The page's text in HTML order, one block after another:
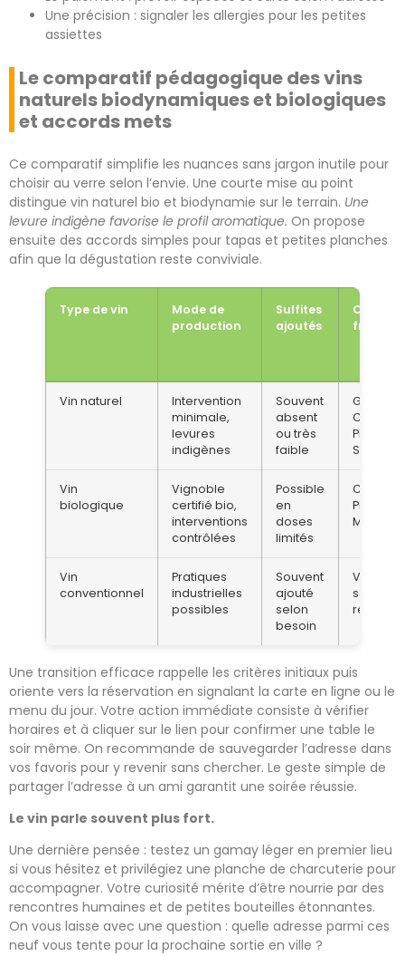
Une précision : signaler les allergies pour les petites
assiettes
Le comparatif pédagogique des vins
naturels biodynamiques et biologiques
et accords mets
Ce comparatif simplifie les nuances sans jargon inutile pour
choisir au verre selon l’envie. Une courte mise au point
distingue vin naturel bio et biodynamie sur le terrain. Une
levure indigène favorise le profil aromatique. On propose
ensuite des accords simples pour tapas et petites planches
afin que la dégustation reste conviviale.
Type de vin
Mode de
production
Sulfites
ajoutés
Vin naturel
Intervention
minimale,
levures
indigènes
Souvent
absent
ou très
faible
Gamay,
Chenin,
Pinot,
Syrah
Vin
biologique
Vignoble
certifié bio,
interventions
contrôlées
Possible
en
doses
limités
Chenin,
Pinot,
Merlot
Vin
conventionnel
Pratiques
industrielles
possibles
Souvent
ajouté
selon
besoin
Variés
selon
région
Une transition efficace rappelle les critères initiaux puis
oriente vers la réservation en signalant la carte en ligne ou le
menu du jour. Votre action immédiate consiste à vérifier
horaires et à cliquer sur le lien pour confirmer une table le
soir même. On recommande de sauvegarder l’adresse dans
vos favoris pour y revenir sans chercher. Le geste simple de
partager l’adresse à un ami garantit une soirée réussie.
Le vin parle souvent plus fort.
Une dernière pensée : testez un gamay léger en premier lieu
si vous hésitez et privilégiez une planche de charcuterie pour
accompagner. Votre curiosité mérite d’être nourrie par des
rencontres humaines et de petites bouteilles étonnantes.
On vous laisse avec une question : quelle adresse parmi ces
neuf vous tente pour la prochaine sortie en ville ?